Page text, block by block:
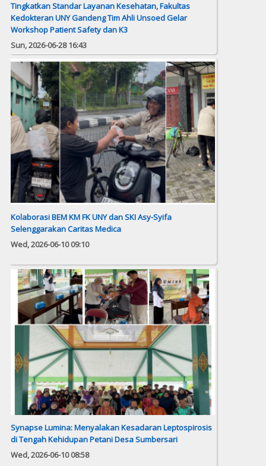
Tingkatkan Standar Layanan Kesehatan, Fakultas
Kedokteran UNY Gandeng Tim Ahli Unsoed Gelar
Workshop Patient Safety dan K3
Sun, 2026-06-28 16:43
Kolaborasi BEM KM FK UNY dan SKI Asy-Syifa
Selenggarakan Caritas Medica
Wed, 2026-06-10 09:10
Synapse Lumina: Menyalakan Kesadaran Leptospirosis
di Tengah Kehidupan Petani Desa Sumbersari
Wed, 2026-06-10 08:58